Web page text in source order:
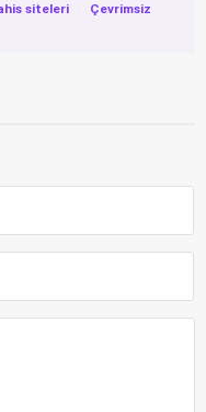
siteleri ·
Çevrimsiz